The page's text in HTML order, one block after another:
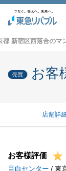
都 新宿区西落合のマ
売買 お客
店舗詳
お客様評価
目白センター / 東